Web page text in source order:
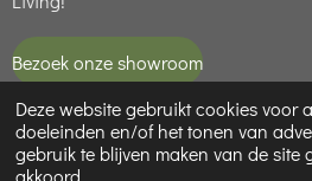
Deze website gebruikt cookies voor
doeleinden en/of het tonen van
gebruik te blijven maken van de site
akkoord.
Bezoek onze showroom
© 2021 - 2026 MBC LIVING is een
LIGHT ( KvK 65949188 )